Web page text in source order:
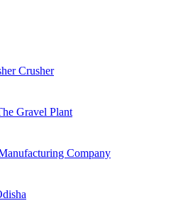
Crusher
Gravel Plant
Company